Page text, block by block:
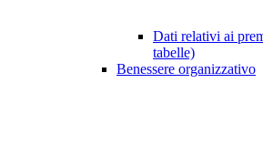
Dati relativi ai
tabelle)
Benessere organizzativo